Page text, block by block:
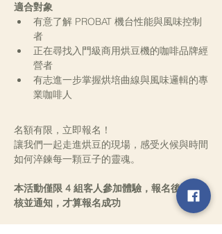
適合對象
有意了解 PROBAT 機台性能與風味控制
者
正在尋找入門級商用烘豆機的咖啡品牌經
營者
有志進一步掌握烘培曲線與風味邏輯的專
業咖啡人
名額有限，立即報名！
讓我們一起走進烘豆的現場，感受火候與時間
如何淬鍊每一顆豆子的靈魂。
本活動僅限 4 組客人參加體驗，報名後經審
核並通知，才算報名成功